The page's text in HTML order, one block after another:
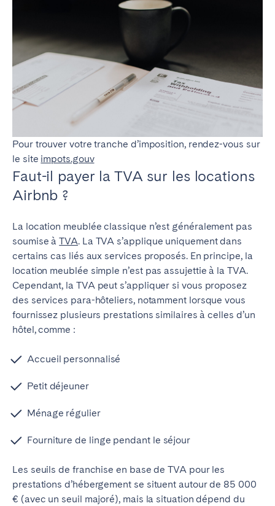
Pour trouver votre tranche d’imposition, rendez-vous sur
le site impots.gouv
Faut-il payer la TVA sur les locations
Airbnb ?
La location meublée classique n’est généralement pas
soumise àTVA. La TVA s’applique uniquement dans
certains cas liés aux services proposés. En principe, la
location meublée simple n’est pas assujettie à la TVA.
Cependant, la TVA peut s’appliquer si vous proposez
des services para-hôteliers, notamment lorsque vous
fournissez plusieurs prestations similaires à celles d’un
hôtel, comme :
Accueil personnalisé
Petit déjeuner
Ménage régulier
Fourniture de linge pendant le séjour
Les seuils de franchise en base de TVA pour les
prestations d’hébergement se situent autour de 85 000
€ (avec un seuil majoré), mais la situation dépend du